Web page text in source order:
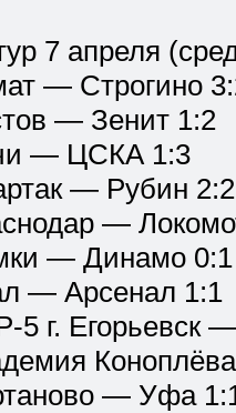
7 апреля
— Строгино
— Зенит 1:2
— ЦСКА 1:3
— Рубин 2:2
—
— Динамо 0:1
— Арсенал 1:1
5 г. Егорьевск
— Уфа